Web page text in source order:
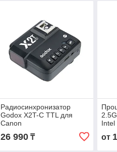
Радиосинхронизатор
Godox X2T-C TTL для
Canon
26 990₸
Intel
от